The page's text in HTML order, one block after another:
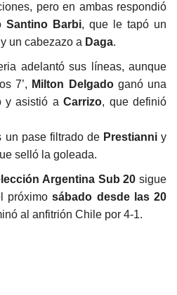
pero en ambas respondió
Santino Barbi, que le tapó un
y un cabezazo a Daga.
adelantó sus líneas, aunque
7’, Milton Delgadoganó una
y asistió aCarrizo, que definió
un pase filtrado de Prestianniy
selló la goleada.
Argentina Sub 20 sigue
próximosábado desde las 20
al anfitrión Chile por 4-1.